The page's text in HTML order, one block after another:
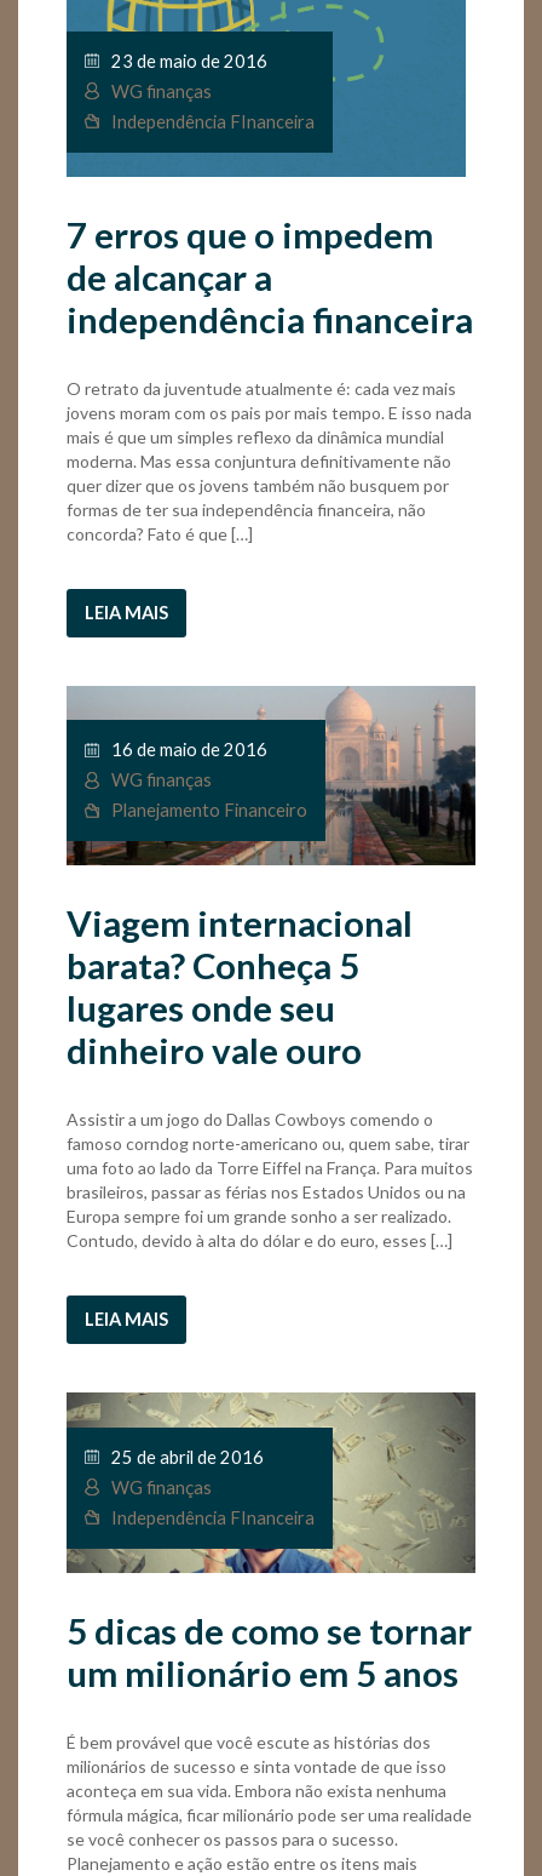
23 de maio de 2016
WG finanças
Independência FInanceira
7 erros que o impedem
de alcançar a
independência financeira
O retrato da juventude atualmente é: cada vez mais
jovens moram com os pais por mais tempo. E isso nada
mais é que um simples reflexo da dinâmica mundial
moderna. Mas essa conjuntura definitivamente não
quer dizer que os jovens também não busquem por
formas de ter sua independência financeira, não
concorda? Fato é que […]
LEIA MAIS
16 de maio de 2016
WG finanças
Planejamento Financeiro
Viagem internacional
barata? Conheça 5
lugares onde seu
dinheiro vale ouro
Assistir a um jogo do Dallas Cowboys comendo o
famoso corndog norte-americano ou, quem sabe, tirar
uma foto ao lado da Torre Eiffel na França. Para muitos
brasileiros, passar as férias nos Estados Unidos ou na
Europa sempre foi um grande sonho a ser realizado.
Contudo, devido à alta do dólar e do euro, esses […]
LEIA MAIS
25 de abril de 2016
WG finanças
Independência FInanceira
5 dicas de como se tornar
um milionário em 5 anos
É bem provável que você escute as histórias dos
milionários de sucesso e sinta vontade de que isso
aconteça em sua vida. Embora não exista nenhuma
fórmula mágica, ficar milionário pode ser uma realidade
se você conhecer os passos para o sucesso.
Planejamento e ação estão entre os itens mais